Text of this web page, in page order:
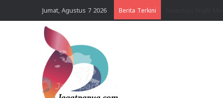
Jumat, Agustus 7 2026 Berita Terkini